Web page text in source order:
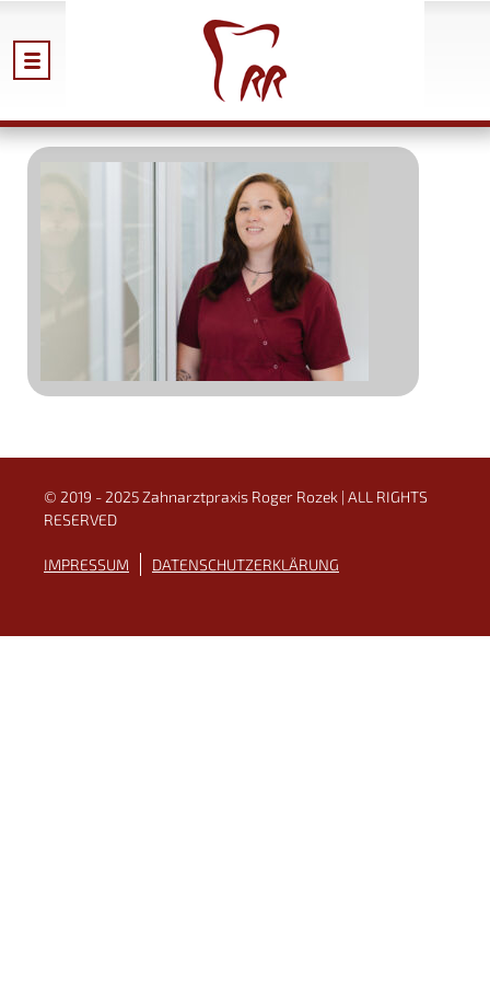
© 2019 - 2025 Zahnarztpraxis Roger Rozek | ALL RIGHTS
RESERVED
IMPRESSUM DATENSCHUTZERKLÄRUNG